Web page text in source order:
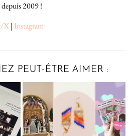
2009 !
X| Instagram
PEUT-ÊTRE AIMER :